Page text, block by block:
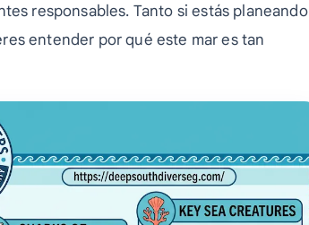
responsables. Tanto si estás planeando
entender por qué este mar es tan